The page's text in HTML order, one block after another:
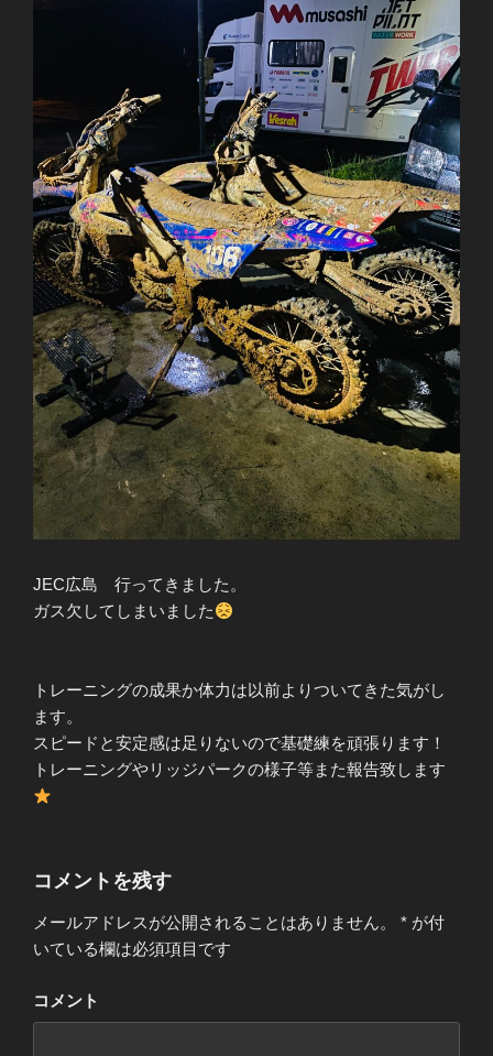
JEC広島 行ってきました。
ガス欠してしまいました
トレーニングの成果か体力は以前よりついてきた気がし
ます。
スピードと安定感は足りないので基礎練を頑張ります！
トレーニングやリッジパークの様子等また報告致します
コメントを残す
メールアドレスが公開されることはありません。 * が付
いている欄は必須項目です
コメント